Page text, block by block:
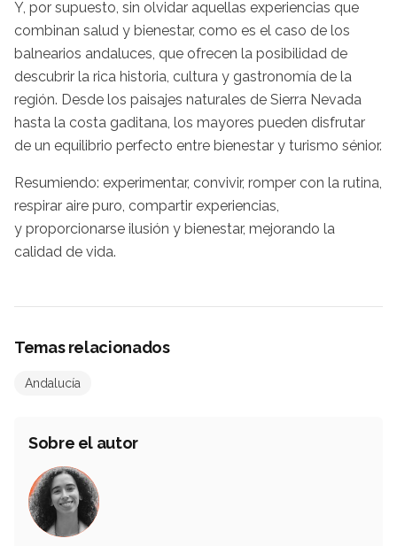
Y, por supuesto, sin olvidar aquellas experiencias que
combinan salud y bienestar, como es el caso de los
balnearios andaluces, que ofrecen la posibilidad de
descubrir la rica historia, cultura y gastronomía de la
región. Desde los paisajes naturales de Sierra Nevada
hasta la costa gaditana, los mayores pueden disfrutar
de un equilibrio perfecto entre bienestar y turismo sénior.
Resumiendo: experimentar, convivir, romper con la rutina,
respirar aire puro, compartir experiencias,
y proporcionarse ilusión y bienestar, mejorando la
calidad de vida.
Temas relacionados
Andalucía
Sobre el autor